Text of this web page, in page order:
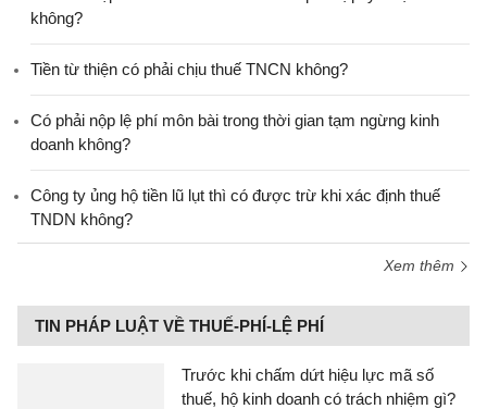
không?
Tiền từ thiện có phải chịu thuế TNCN không?
Có phải nộp lệ phí môn bài trong thời gian tạm ngừng kinh
doanh không?
Công ty ủng hộ tiền lũ lụt thì có được trừ khi xác định thuế
TNDN không?
Xem thêm
TIN PHÁP LUẬT VỀ THUẾ-PHÍ-LỆ PHÍ
Trước khi chấm dứt hiệu lực mã số
thuế, hộ kinh doanh có trách nhiệm gì?